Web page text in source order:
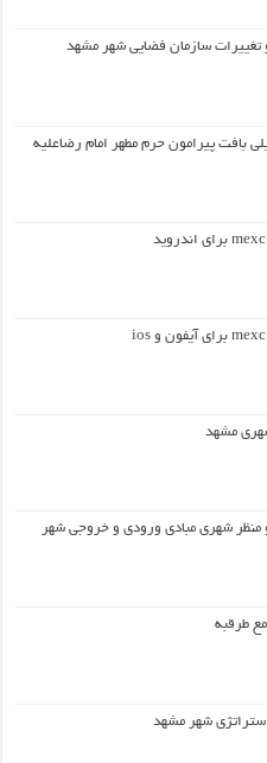
سازمان فضایی شهر مشهد
بافت پيرامون حرم مطهر امام رضاعليه
مشهد
منظر شهری مبادی ورودی و خروجی شهر
طرقبه
شهر مشهد